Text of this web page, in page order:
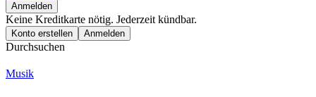
Anmelden
Keine Kreditkarte nötig. Jederzeit kündbar.
Konto erstellen Anmelden
Durchsuchen
Musik